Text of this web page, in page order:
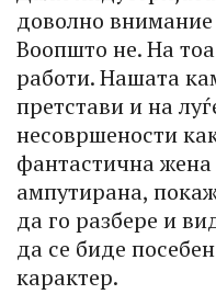
доволно
Воопшто не. На
работи. Нашата
претстави и на
несовршености
фантастична жена
ампутирана,
да го разбере и
да се биде
карактер.